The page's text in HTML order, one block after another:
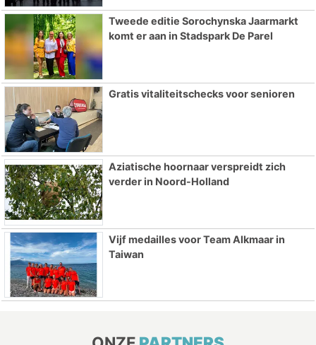
Tweede editie Sorochynska Jaarmarkt
komt er aan in Stadspark De Parel
Gratis vitaliteitschecks voor senioren
Aziatische hoornaar verspreidt zich
verder in Noord-Holland
Vijf medailles voor Team Alkmaar in
Taiwan